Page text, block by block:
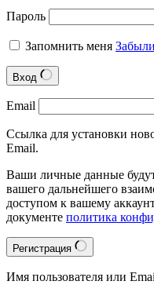
Пароль
Запомнить меня
Вход
Email
Ссылка для установки
Email.
Ваши личные данные
вашего дальнейшего
доступом к вашему
документе политика
Регистрация
Имя пользователя или